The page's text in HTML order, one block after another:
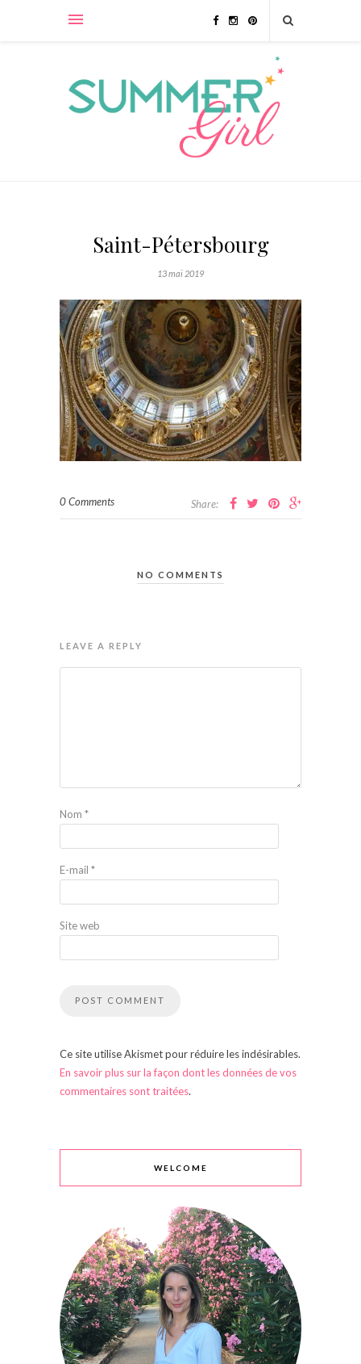
Saint-Pétersbourg
13 mai 2019
0 Comments Share:
NO COMMENTS
LEAVE A REPLY
Nom *
E-mail *
Site web
Ce site utilise Akismet pour réduire les indésirables.
En savoir plus sur la façon dont les données de vos
commentaires sont traitées.
WELCOME